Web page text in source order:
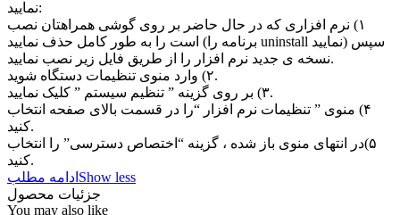
نمایید:
‏۱) نرم افزاری که در حال حاضر بر روی گوشی همراهتان نصب
است را به طور کامل حذف نمایید (برنامه را uninstall نمایید) سپس
نسخه ی جدید نرم افزار را از طریق فایل زیر نصب نمایید.
‏۲) وارد منوی تنظیمات دستگاه شوید.
‏۳) بر روی گزینه ” تنظیم سیستم ” کلیک نمایید.
‏۴) منوی ” تنظیمات نرم افزار “را در قسمت بالای صفحه انتخاب
کنید.
‏ ۵)در انتهای منوی باز شده ، گزینه “اختصاص دسترسی” را انتخاب
کنید.
ادامه مطلب Show less
جزئیات محصول
You may also like